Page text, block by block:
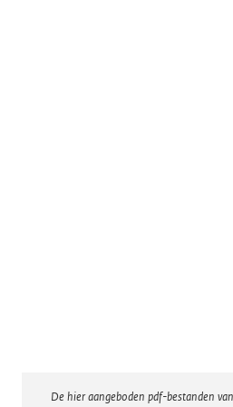
De hier aangeboden pdf-bestanden